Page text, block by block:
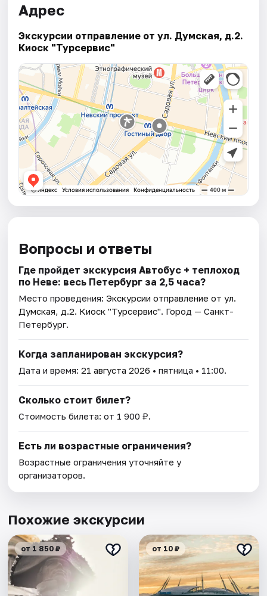
Адрес
Экскурсии отправление от ул. Думская, д.2.
Киоск "Турсервис"
Вопросы и ответы
Где пройдет экскурсия Автобус + теплоход
по Неве: весь Петербург за 2,5 часа?
Место проведения:Экскурсии отправление от ул.
Думская, д.2. Киоск "Турсервис". Город — Санкт-
Петербург.
Когда запланирован экскурсия?
Дата и время:21 августа 2026 • пятница • 11:00.
Сколько стоит билет?
Стоимость билета: от 1 900 ₽.
Есть ли возрастные ограничения?
Возрастные ограничения уточняйте у
организаторов.
Похожие экскурсии
от 1 850 ₽ от 10 ₽